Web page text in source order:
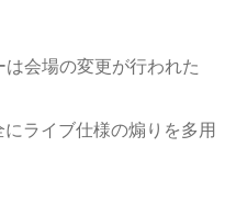
会場の変更が行われた
ライブ仕様の煽りを多用